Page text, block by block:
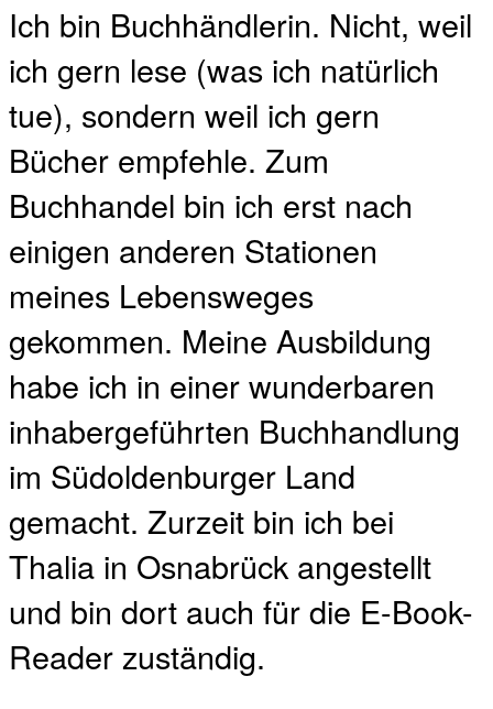
Ich bin Buchhändlerin. Nicht, weil
ich gern lese (was ich natürlich
tue), sondern weil ich gern
Bücher empfehle. Zum
Buchhandel bin ich erst nach
einigen anderen Stationen
meines Lebensweges
gekommen. Meine Ausbildung
habe ich in einer wunderbaren
inhabergeführten Buchhandlung
im Südoldenburger Land
gemacht. Zurzeit bin ich bei
Thalia in Osnabrück angestellt
und bin dort auch für die E-Book-
Reader zuständig.